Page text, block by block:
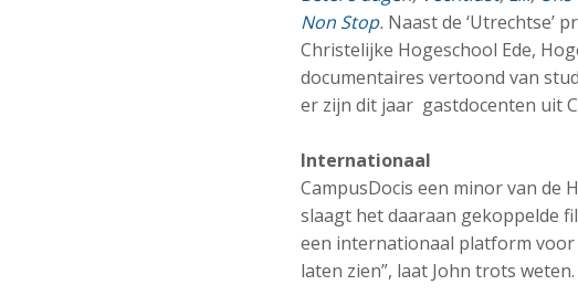
Non Stop. Naast de ‘Utrechtse’
Christelijke Hogeschool Ede,
documentaires vertoond van
er zijn dit jaar gastdocenten uit
Internationaal
CampusDocis een minor van de
slaagt het daaraan gekoppelde
een internationaal platform voor
laten zien”, laat John trots weten.